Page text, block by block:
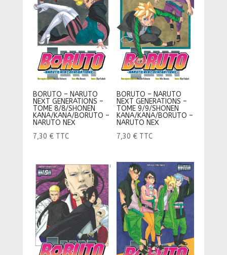
BORUTO – NARUTO
NEXT GENERATIONS –
TOME 8/8/SHONEN
KANA/KANA/BORUTO –
NARUTO NEX
7,30 € TTC
BORUTO – NARUTO
NEXT GENERATIONS –
TOME 9/9/SHONEN
KANA/KANA/BORUTO –
NARUTO NEX
7,30 € TTC